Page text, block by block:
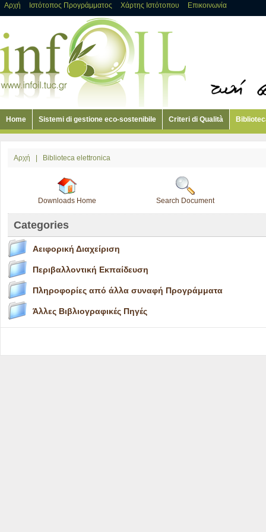
Αρχή Ιστότοπος Προγράμματος Χάρτης Ιστότοπου Επικοινωνία
Home Sistemi di gestione eco-sostenibile Criteri di Qualità
Αρχή Biblioteca elettronica
Downloads Home Search Document
Categories
Αειφορική Διαχείριση
Περιβαλλοντική Εκπαίδευση
Πληροφορίες από άλλα συναφή Προγράμματα
Άλλες Βιβλιογραφικές Πηγές